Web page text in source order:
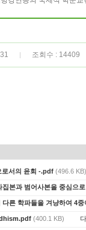
조회수 : 14409
로서의 윤회 -.pdf (496.6 KB)
집본과 범어사본을 중심으
른 학파들을 겨냥하여 4
(400.1 KB)